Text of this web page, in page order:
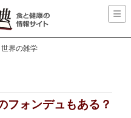
世界の雑学
フォンデュもある？